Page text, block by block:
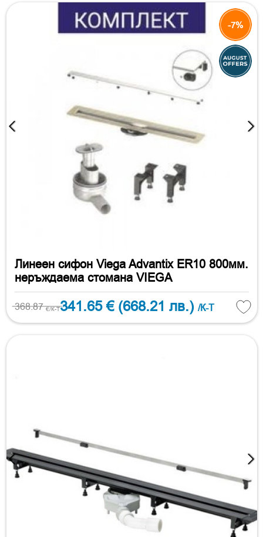
-7%
Линеен сифон Viega Advantix ER10 800мм.
неръждаема стомана VIEGA
368.87€/К-Т341.65 € (668.21 лв.) /К-Т